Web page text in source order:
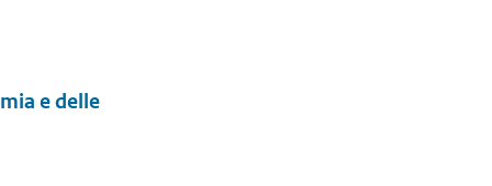
e delle